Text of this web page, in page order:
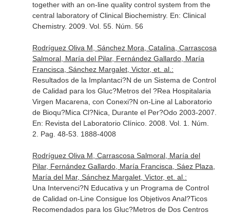
together with an on-line quality control system from the
central laboratory of Clinical Biochemistry. En: Clinical
Chemistry. 2009. Vol. 55. Núm. 56
Rodríguez Oliva M, Sánchez Mora, Catalina, Carrascosa
Salmoral, María del Pilar, Fernández Gallardo, María
Francisca, Sánchez Margalet, Victor, et. al.:
Resultados de la Implantaci?N de un Sistema de Control
de Calidad para los Gluc?Metros del ?Rea Hospitalaria
Virgen Macarena, con Conexi?N on-Line al Laboratorio
de Bioqu?Mica Cl?Nica, Durante el Per?Odo 2003-2007.
En: Revista del Laboratorio Clínico. 2008. Vol. 1. Núm.
2. Pag. 48-53. 1888-4008
Rodríguez Oliva M, Carrascosa Salmoral, María del
Pilar, Fernández Gallardo, María Francisca, Sáez Plaza,
María del Mar, Sánchez Margalet, Victor, et. al.:
Una Intervenci?N Educativa y un Programa de Control
de Calidad on-Line Consigue los Objetivos Anal?Ticos
Recomendados para los Gluc?Metros de Dos Centros